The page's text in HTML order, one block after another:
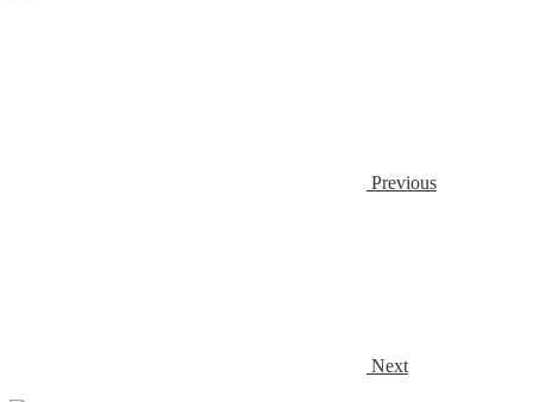
Previous
Next